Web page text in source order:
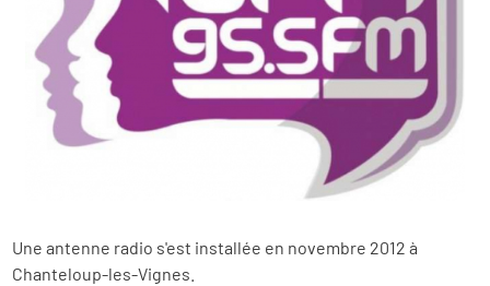
Une antenne radio s'est installée en novembre 2012 à
Chanteloup-les-Vignes.